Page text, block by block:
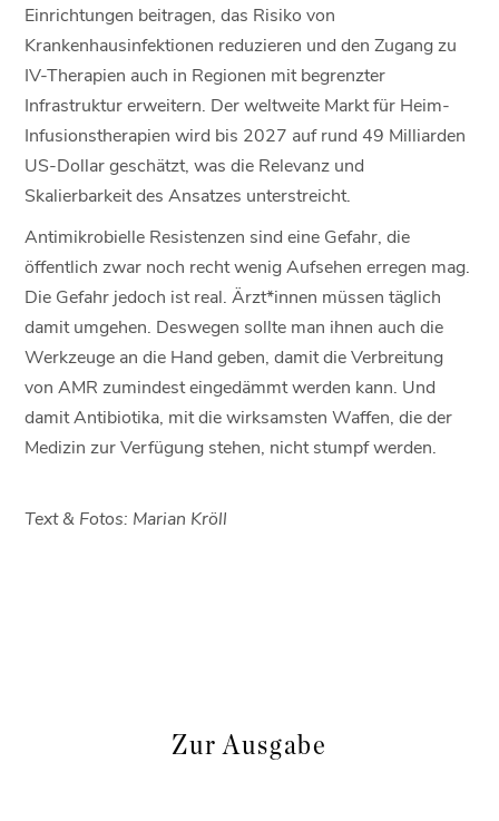
Einrichtungen beitragen, das Risiko von
Krankenhausinfektionen reduzieren und den Zugang zu
IV-Therapien auch in Regionen mit begrenzter
Infrastruktur erweitern. Der weltweite Markt für Heim-
Infusionstherapien wird bis 2027 auf rund 49 Milliarden
US-Dollar geschätzt, was die Relevanz und
Skalierbarkeit des Ansatzes unterstreicht.
Antimikrobielle Resistenzen sind eine Gefahr, die
öffentlich zwar noch recht wenig Aufsehen erregen mag.
Die Gefahr jedoch ist real. Ärzt*innen müssen täglich
damit umgehen. Deswegen sollte man ihnen auch die
Werkzeuge an die Hand geben, damit die Verbreitung
von AMR zumindest eingedämmt werden kann. Und
damit Antibiotika, mit die wirksamsten Waffen, die der
Medizin zur Verfügung stehen, nicht stumpf werden.
Text & Fotos: Marian Kröll
Zur Ausgabe